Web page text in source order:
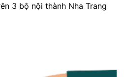
3 bộ nội thành Nha Trang